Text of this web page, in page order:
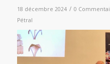
18 décembre 2024 / 0
Pétral